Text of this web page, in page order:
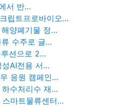
서 반…
립트프로바이오…
양폐기물 정…
수주로 글…
루션으로 2…
성AI전용 서…
응원 캠페인…
수처리수 재…
마트물류센터…